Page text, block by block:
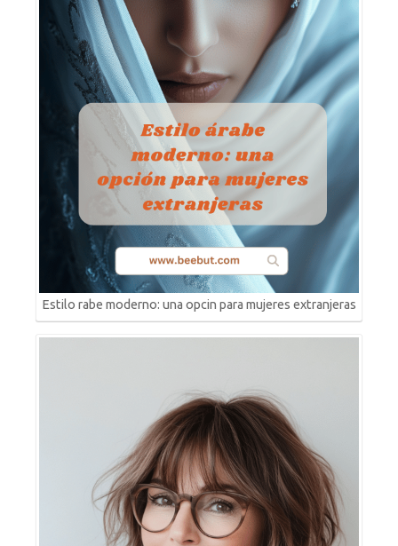
Estilo rabe moderno: una opcin para mujeres extranjeras